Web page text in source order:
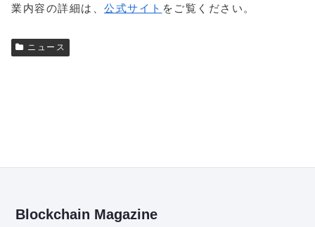
業内容の詳細は、 公式サイト をご覧ください。
ニュース
Blockchain Magazine